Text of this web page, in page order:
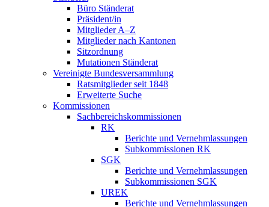
Büro Ständerat
Präsident/in
Mitglieder A–Z
Mitglieder nach Kantonen
Sitzordnung
Mutationen Ständerat
Vereinigte Bundesversammlung
Ratsmitglieder seit 1848
Erweiterte Suche
Kommissionen
Sachbereichskommissionen
RK
Berichte und Vernehmlassungen
Subkommissionen RK
SGK
Berichte und Vernehmlassungen
Subkommissionen SGK
UREK
Berichte und Vernehmlassungen